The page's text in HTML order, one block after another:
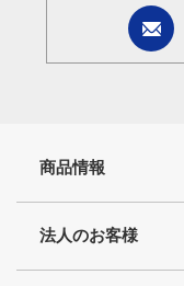
商品情報
法人のお客様